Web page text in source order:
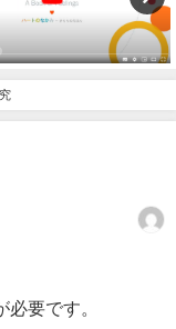
要です。